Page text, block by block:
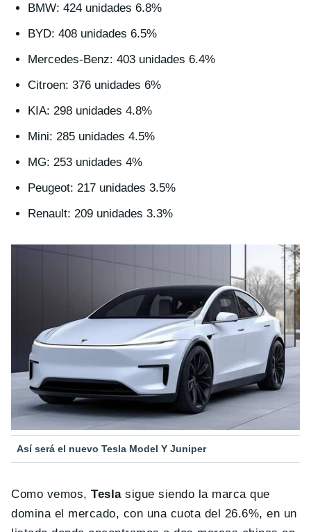
BMW: 424 unidades 6.8%
BYD: 408 unidades 6.5%
Mercedes-Benz: 403 unidades 6.4%
Citroen: 376 unidades 6%
KIA: 298 unidades 4.8%
Mini: 285 unidades 4.5%
MG: 253 unidades 4%
Peugeot: 217 unidades 3.5%
Renault: 209 unidades 3.3%
Así será el nuevo Tesla Model Y Juniper
Como vemos,Teslasigue siendo la marca que
domina el mercado, con una cuota del 26.6%, en un